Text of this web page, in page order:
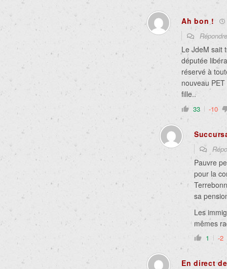
Ah bon !
Le JdeM sait
députée
réservé à
nouveau
fille..
33 -10
Pauvre
pour la
sa
Les
mêmes
1 -2
En direct